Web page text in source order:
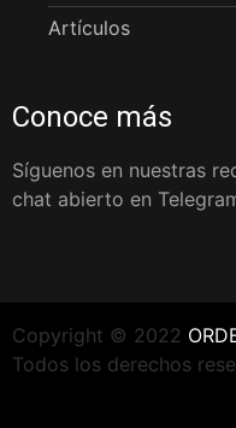
Artículos
Conoce más
Síguenos en nuestras
chat abierto en
Copyright © 2022
Todos los derechos